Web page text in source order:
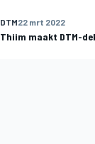
DTM22 mrt 2022
Thiim maakt DTM-